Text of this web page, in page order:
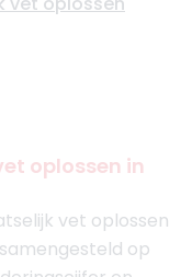
oplossen in
vet oplossen
op